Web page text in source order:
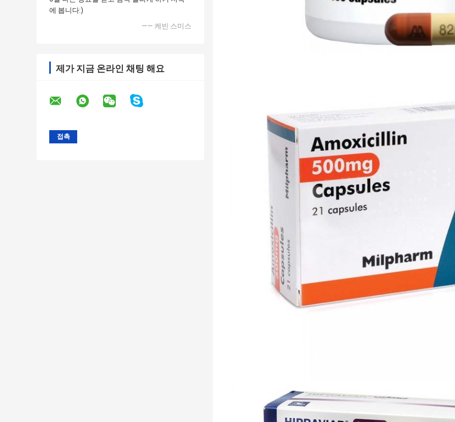
에 봅니다:)
—— 케빈 스미스
제가 지금 온라인 채팅 해요